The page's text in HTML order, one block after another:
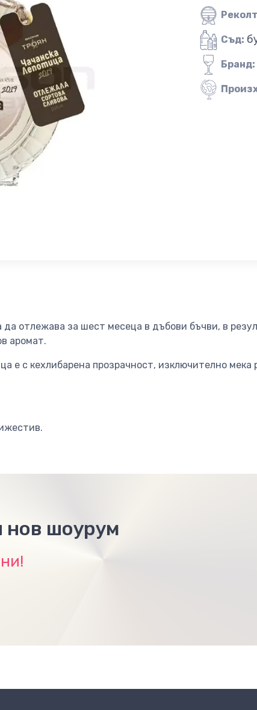
Съд:
Бранд:
отлежава за шест месеца в дъбови бъчви, в
аромат.
е с кехлибарена прозрачност, изключително мека
нов шоурум